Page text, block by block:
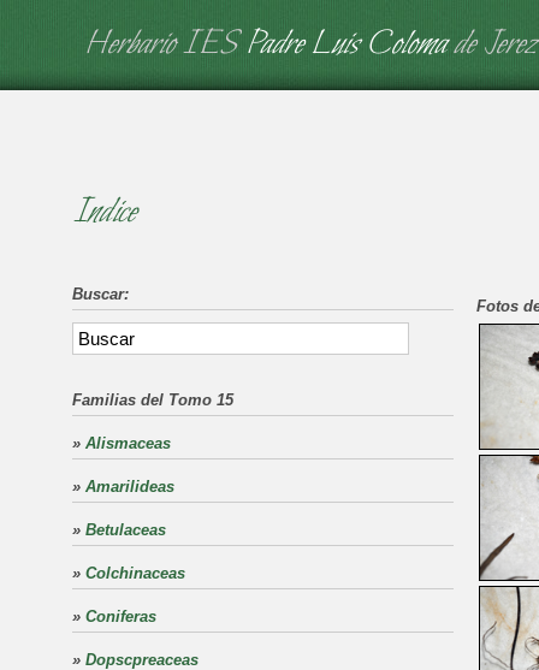
Herbario IES Padre Luis Colomade Jerez
Fotos
Indice
Buscar:
Familias del Tomo 15
» Alismaceas
» Amarilideas
» Betulaceas
» Colchinaceas
» Coniferas
» Dopscpreaceas